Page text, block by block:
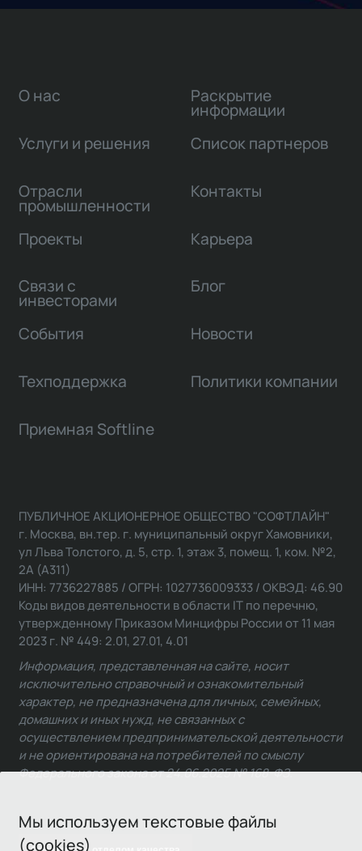
Мы используем текстовые файлы
(cookies)
О нас
Услуги и решения
Отрасли
промышленности
Проекты
Связи с
инвесторами
Раскрытие
информации
Список партнеров
Контакты
Карьера
Блог
События Новости
Техподдержка Политики компании
Приемная Softline
ПУБЛИЧНОЕ АКЦИОНЕРНОЕ ОБЩЕСТВО "СОФТЛАЙН"
г. Москва, вн.тер. г. муниципальный округ Хамовники,
ул Льва Толстого, д. 5, стр. 1, этаж 3, помещ. 1, ком. №2,
2А (А311)
ИНН: 7736227885 / ОГРН: 1027736009333 / ОКВЭД: 46.90
Коды видов деятельности в области IT по перечню,
утвержденному Приказом Минцифры России от 11 мая
2023 г. № 449: 2.01, 27.01, 4.01
Информация, представленная на сайте, носит
исключительно справочный и ознакомительный
характер, не предназначена для личных, семейных,
домашних и иных нужд, не связанных с
осуществлением предпринимательской деятельности
и не ориентирована на потребителей по смыслу
Федерального закона от 24.06.2025 № 168-ФЗ.